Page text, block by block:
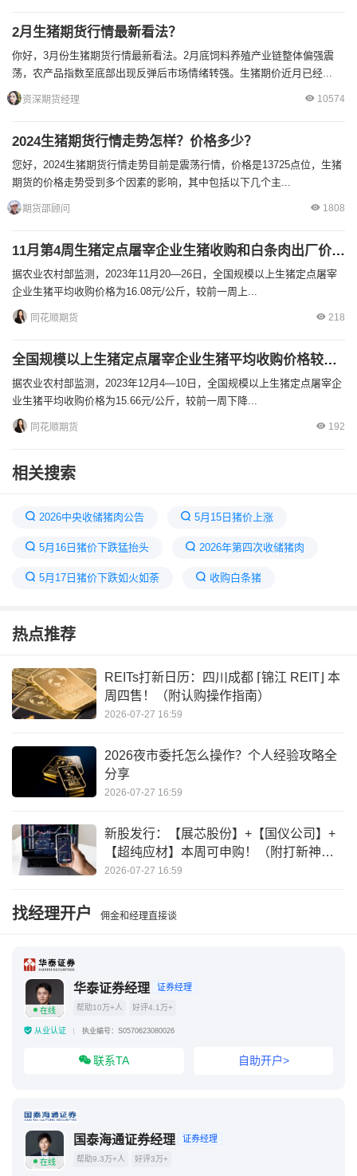
2月生猪期货行情最新看法？
你好，3月份生猪期货行情最新看法。2月底饲料养殖产业链整体偏强震
荡，农产品指数至底部出现反弹后市场情绪转强。生猪期价近月已经...
资深期货经理 10574
2024生猪期货行情走势怎样？价格多少？
您好，2024生猪期货行情走势目前是震荡行情，价格是13725点位，生猪
期货的价格走势受到多个因素的影响，其中包括以下几个主...
期货邵顾问 1808
11月第4周生猪定点屠宰企业生猪收购和白条肉出厂价格情况
据农业农村部监测，2023年11月20—26日，全国规模以上生猪定点屠宰
企业生猪平均收购价格为16.08元/公斤，较前一周上...
同花顺期货 218
全国规模以上生猪定点屠宰企业生猪平均收购价格较前一周下降1.8%
据农业农村部监测，2023年12月4—10日，全国规模以上生猪定点屠宰企
业生猪平均收购价格为15.66元/公斤，较前一周下降...
同花顺期货 192
相关搜索
2026中央收储猪肉公告 5月15日猪价上涨
5月16日猪价下跌猛抬头 2026年第四次收储猪肉
5月17日猪价下跌如火如荼 收购白条猪
今日全国生猪收购均价上涨
国家猪肉收储15万吨最新消息 河南屠宰十大企业
今日屠宰场生猪报价
热点推荐
REITs打新日历：四川成都 ⌈锦江 REIT⌋ 本
周四售！（附认购操作指南）
2026-07-27 16:59
2026夜市委托怎么操作？个人经验攻略全
分享
2026-07-27 16:59
新股发行：【展芯股份】+【国仪公司】+
【超纯应材】本周可申购！（附打新神
器）
2026-07-27 16:59
找经理开户 佣金和经理直接谈
在线
华泰证券经理 证券经理
帮助10万+人 好评4.1万+
从业认证 执业编号：S0570623080026
联系TA 自助开户>
在线
国泰海通证券经理 证券经理
帮助9.3万+人 好评3万+